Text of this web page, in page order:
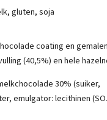
gluten, soja
coating en
(40,5%) en hele
30% (suiker,
emulgator: lecithinen